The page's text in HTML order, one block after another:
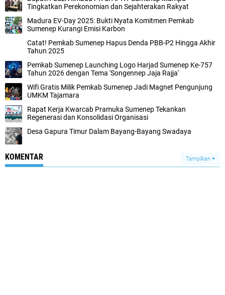
Tingkatkan Perekonomian dan Sejahterakan Rakyat
Madura EV-Day 2025: Bukti Nyata Komitmen Pemkab
Sumenep Kurangi Emisi Karbon
Catat! Pemkab Sumenep Hapus Denda PBB-P2 Hingga Akhir
Tahun 2025
Pemkab Sumenep Launching Logo Harjad Sumenep Ke-757
Tahun 2026 dengan Tema 'Songennep Jaja Rajja'
Wifi Gratis Milik Pemkab Sumenep Jadi Magnet Pengunjung
UMKM Tajamara
Rapat Kerja Kwarcab Pramuka Sumenep Tekankan
Regenerasi dan Konsolidasi Organisasi
Desa Gapura Timur Dalam Bayang-Bayang Swadaya
KOMENTAR Tampilkan